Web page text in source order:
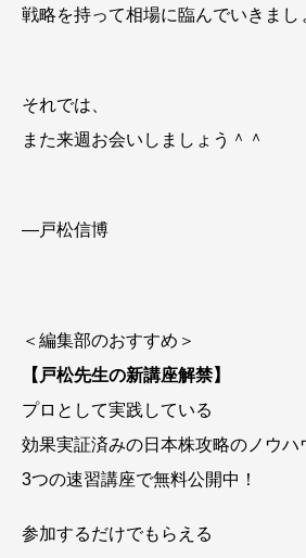
戦略を持って相場に臨んでいきまし
それでは、
また来週お会いしましょう＾＾
―戸松信博
＜編集部のおすすめ＞
【戸松先生の新講座解禁】
プロとして実践している
効果実証済みの日本株攻略のノウハ
3つの速習講座で無料公開中！
参加するだけでもらえる